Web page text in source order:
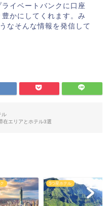
イベートバンクに口座
かにしてくれます。み
なそんな情報を発信して
ル
在エリアとホテル3選
5つ星ホテル